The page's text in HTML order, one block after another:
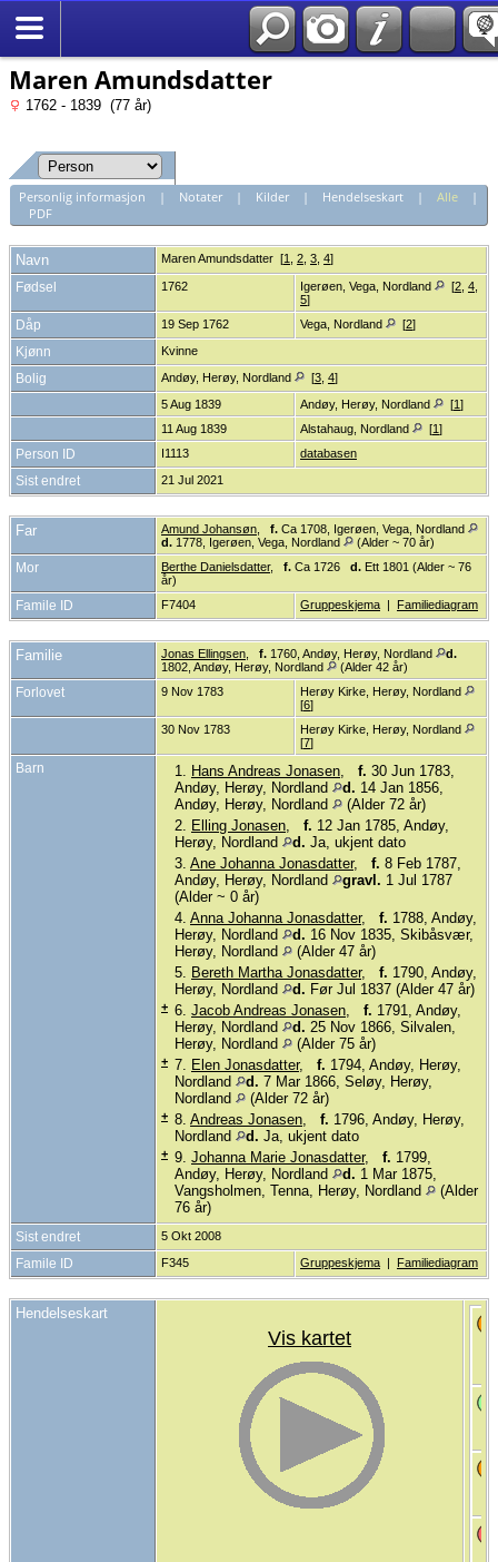
Maren Amundsdatter
1762 - 1839 (77 år)
Personlig informasjon | Notater| Kilder| Hendelseskart| Alle|
PDF
Navn MarenAmundsdatter [1 2 3 4]
Fødsel 1762 Igerøen, Vega, Nordland [2 4
5]
Dåp 19 Sep 1762 Vega, Nordland [2]
Kjønn Kvinne
Bolig Andøy, Herøy, Nordland [3 4]
5 Aug 1839
Andøy, Herøy, Nordland [1]
11 Aug 1839
Alstahaug, Nordland [1]
Person ID I1113 databasen
Sist endret 21 Jul 2021
Far Amund Johansøn f. Ca 1708, Igerøen, Vega, Nordland
d. 1778, Igerøen, Vega, Nordland (Alder ~ 70 år)
Mor Berthe Danielsdatter, f. Ca 1726 d. Ett 1801 (Alder ~ 76
år)
Famile ID F7404 Gruppeskjema | Familiediagram
Familie Jonas Ellingsen f. 1760, Andøy, Herøy, Nordland
d.
1802, Andøy, Herøy, Nordland
(Alder 42 år)
Forlovet 9 Nov 1783
Herøy Kirke, Herøy, Nordland
[6]
30 Nov 1783
Herøy Kirke, Herøy, Nordland
[7]
Barn 1. Hans Andreas Jonasen, f. 30 Jun 1783,
Andøy, Herøy, Nordland
d. 14 Jan 1856,
Andøy, Herøy, Nordland
(Alder 72 år)
2. Elling Jonasen, f. 12 Jan 1785, Andøy,
Herøy, Nordland
d. Ja, ukjent dato
3. Ane Johanna Jonasdatter, f. 8 Feb 1787,
Andøy, Herøy, Nordland
gravl. 1 Jul 1787
(Alder ~ 0 år)
4. Anna Johanna Jonasdatter, f. 1788, Andøy,
Herøy, Nordland
d. 16 Nov 1835, Skibåsvær,
Herøy, Nordland
(Alder 47 år)
5. Bereth Martha Jonasdatter, f. 1790, Andøy,
Herøy, Nordland
d. Før Jul 1837 (Alder 47 år)
+ 6. Jacob Andreas Jonasen, f. 1791, Andøy,
Herøy, Nordland
d. 25 Nov 1866, Silvalen,
Herøy, Nordland
(Alder 75 år)
+ 7. Elen Jonasdatter, f. 1794, Andøy, Herøy,
Nordland
d. 7 Mar 1866, Seløy, Herøy,
Nordland
(Alder 72 år)
+ 8. Andreas Jonasen, f. 1796, Andøy, Herøy,
Nordland
d. Ja, ukjent dato
+ 9. Johanna Marie Jonasdatter, f. 1799,
Andøy, Herøy, Nordland
d. 1 Mar 1875,
Vangsholmen, Tenna, Herøy, Nordland
(Alder
76 år)
Sist endret 5 Okt 2008
Famile ID F345 Gruppeskjema | Familiediagram
Hendelseskart
Vis kartet